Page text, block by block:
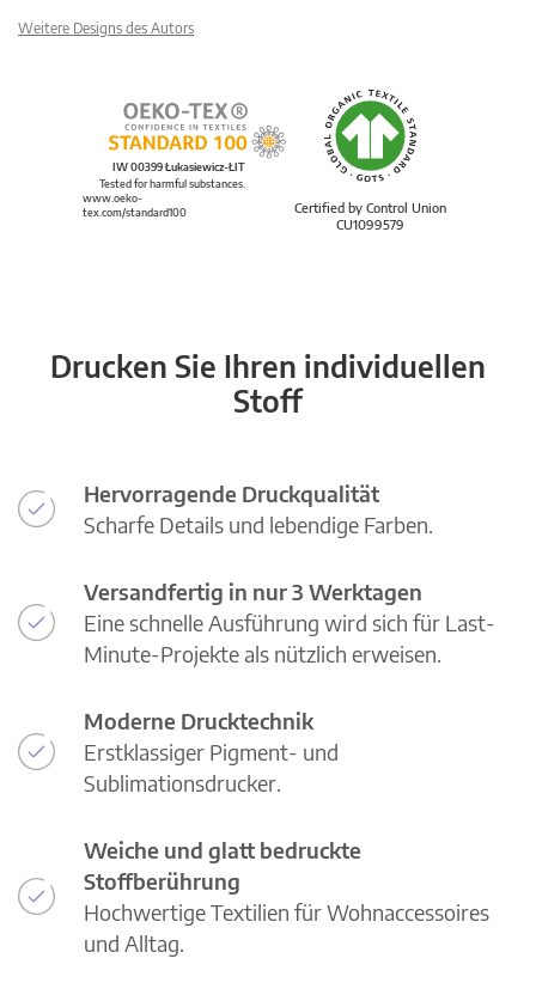
Weitere Designs des Autors
Certified by Control Union
CU1099579
IW 00399 Łukasiewicz-ŁIT
Tested for harmful substances.
www.oeko-
tex.com/standard100
Drucken Sie Ihren individuellen
Stoff
Hervorragende Druckqualität
Scharfe Details und lebendige Farben.
Versandfertig in nur 3 Werktagen
Eine schnelle Ausführung wird sich für Last-
Minute-Projekte als nützlich erweisen.
Moderne Drucktechnik
Erstklassiger Pigment- und
Sublimationsdrucker.
Weiche und glatt bedruckte
Stoffberührung
Hochwertige Textilien für Wohnaccessoires
und Alltag.